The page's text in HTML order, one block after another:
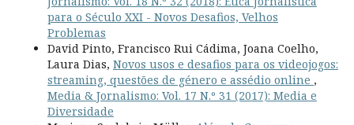
para o Século XXI - Novos Desafios, Velhos
Problemas
David Pinto, Francisco Rui Cádima, Joana Coelho,
Laura Dias, Novos usos e desafios para os videojogos:
streaming, questões de género e assédio online ,
Media & Jornalismo: Vol. 17 N.º 31 (2017): Media e
Diversidade